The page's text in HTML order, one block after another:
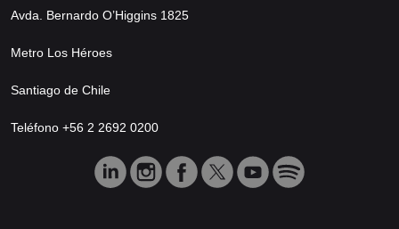
Avda. Bernardo O’Higgins 1825
Metro Los Héroes
Santiago de Chile
Teléfono +56 2 2692 0200